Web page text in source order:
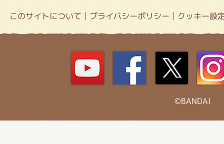
このサイトについて プライバシーポリシー クッキー設
©BANDAI